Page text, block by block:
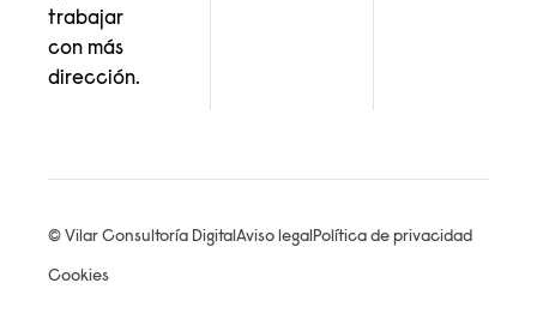
trabajar
con más
dirección.
© Vilar Consultoría DigitalAviso legalPolítica de privacidad
Cookies